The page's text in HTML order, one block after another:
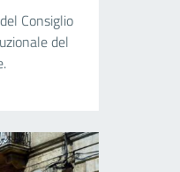
Consiglio
del